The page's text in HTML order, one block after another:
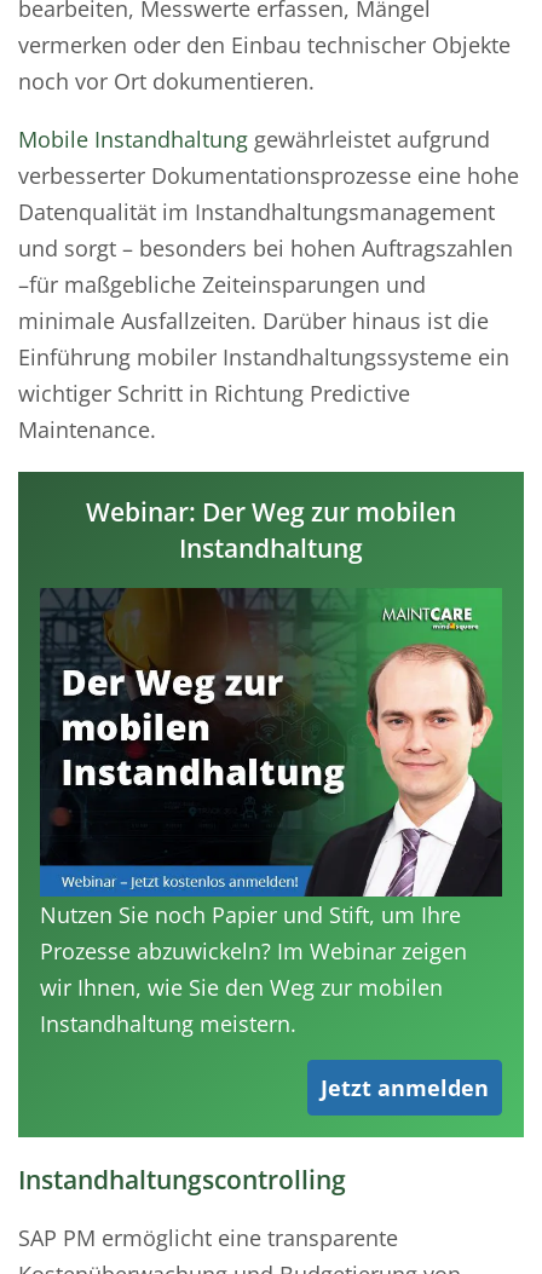
bearbeiten, Messwerte erfassen, Mängel
vermerken oder den Einbau technischer Objekte
noch vor Ort dokumentieren.
Mobile Instandhaltung gewährleistet aufgrund
verbesserter Dokumentationsprozesse eine hohe
Datenqualität im Instandhaltungsmanagement
und sorgt – besonders bei hohen Auftragszahlen
–für maßgebliche Zeiteinsparungen und
minimale Ausfallzeiten. Darüber hinaus ist die
Einführung mobiler Instandhaltungssysteme ein
wichtiger Schritt in Richtung Predictive
Maintenance.
Webinar: Der Weg zur mobilen
Instandhaltung
Nutzen Sie noch Papier und Stift, um Ihre
Prozesse abzuwickeln? Im Webinar zeigen
wir Ihnen, wie Sie den Weg zur mobilen
Instandhaltung meistern.
Jetzt anmelden
Instandhaltungscontrolling
SAP PM ermöglicht eine transparente